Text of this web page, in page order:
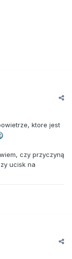
ktore jest
czy przyczyną
ucisk na